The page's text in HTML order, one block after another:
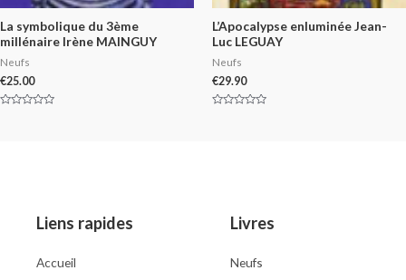
La symbolique du 3ème
millénaire Irène MAINGUY
Neufs
€25.00
L’Apocalypse enluminée Jean-
Luc LEGUAY
Neufs
€29.90
Liens rapides
Accueil
Livres
Neufs